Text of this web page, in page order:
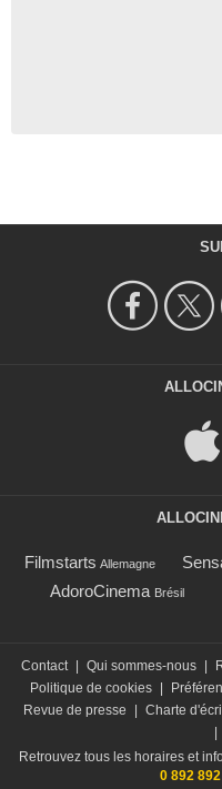
Filmstarts Allemagne
AdoroCinema Brésil
Contact Qui sommes-nous
Politique de cookies
Revue de presse
Charte
Retrouvez tous les horaires et
0 892